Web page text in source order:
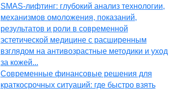
SMAS-лифтинг: глубокий анализ технологии,
механизмов омоложения, показаний,
результатов и роли в современной
эстетической медицине с расширенным
взглядом на антивозрастные методики и уход
за кожей...
Современные финансовые решения для
краткосрочных ситуаций: где быстро взять